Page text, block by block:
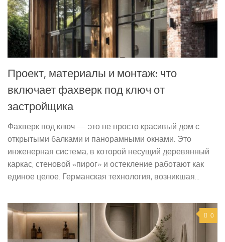
Проект, материалы и монтаж: что
включает фахверк под ключ от
застройщика
Фахверк под ключ — это не просто красивый дом с
открытыми балками и панорамными окнами. Это
инженерная система, в которой несущий деревянный
каркас, стеновой «пирог» и остекление работают как
единое целое. Германская технология, возникшая...
0